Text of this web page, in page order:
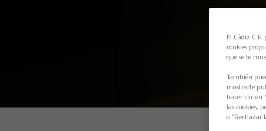
El Cádiz
cookies
que se te
También
mostrarte
hacer clic en
las cookies,
o “Rechazar